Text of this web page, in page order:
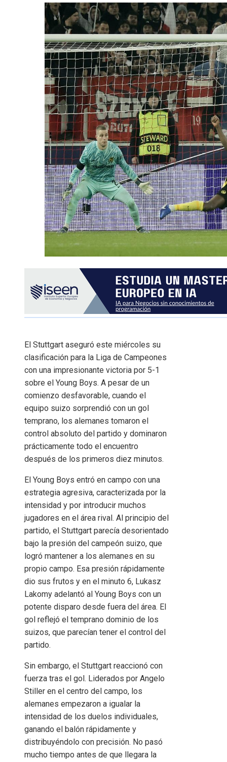
El Stuttgart aseguró este miércoles su
clasificación para la Liga de Campeones
con una impresionante victoria por 5-1
sobre el Young Boys. A pesar de un
comienzo desfavorable, cuando el
equipo suizo sorprendió con un gol
temprano, los alemanes tomaron el
control absoluto del partido y dominaron
prácticamente todo el encuentro
después de los primeros diez minutos.
El Young Boys entró en campo con una
estrategia agresiva, caracterizada por la
intensidad y por introducir muchos
jugadores en el área rival. Al principio del
partido, el Stuttgart parecía desorientado
bajo la presión del campeón suizo, que
logró mantener a los alemanes en su
propio campo. Esa presión rápidamente
dio sus frutos y en el minuto 6, Lukasz
Lakomy adelantó al Young Boys con un
potente disparo desde fuera del área. El
gol reflejó el temprano dominio de los
suizos, que parecían tener el control del
partido.
Sin embargo, el Stuttgart reaccionó con
fuerza tras el gol. Liderados por Angelo
Stiller en el centro del campo, los
alemanes empezaron a igualar la
intensidad de los duelos individuales,
ganando el balón rápidamente y
distribuyéndolo con precisión. No pasó
mucho tiempo antes de que llegara la